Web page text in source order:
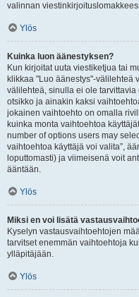
valinnan
Ylös
Kuinka luon äänestyksen?
Kun kirjoitat uuta viestiketjua tai
klikkaa "Luo äänestys"-välilehteä
välilehteä, sinulla ei ole
otsikko ja ainakin kaksi
jokainen vaihtoehto on omalla
kuinka monta vaihtoehtoa
number of options users may
vaihtoehtoa käyttäjä voi valita”,
loputtomasti) ja viimeisenä voit
ääntään.
Ylös
Miksi en voi lisätä
Kyselyn vastausvaihtoehtojen
tarvitset enemmän vaihtoehtoja
ylläpitäjään.
Ylös